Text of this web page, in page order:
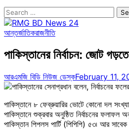
Search
for:
আন্তর্জাতিকরাজনীতি
পাকিস্তানের নির্বাচন: জোট
আরএমজি বিডি নিউজ ডেস্কFebruary 11,
পাকিস্তানে ৮ ফেব্রুয়ারির ভোটে কোনো দল
পাকিস্তানে শুক্রবার অনুষ্ঠিত নির্বাচনের
পাকিস্তান পিপলস পার্টি (পিপিপি) ৫৩৷ আর